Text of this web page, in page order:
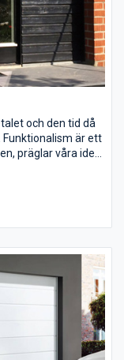
och den tid då
Funktionalism är ett
präglar våra ideér